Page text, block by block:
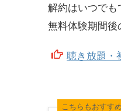
解約はいつでも
無料体験期間
聴き放題・
こちらもおすすめ